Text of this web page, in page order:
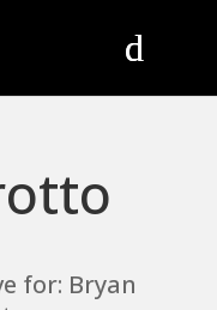
for: Bryan